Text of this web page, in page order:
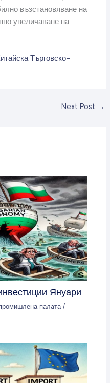
възстановяване на
увеличаване на
Търговско-
Next Post →
Януари
палaта/